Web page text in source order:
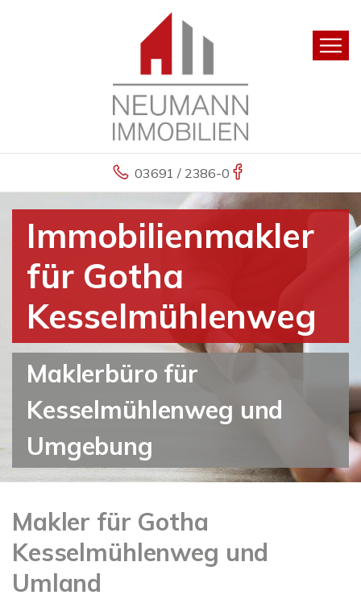
03691 / 2386-0
Immobilienmakler
für Gotha
Kesselmühlenweg
Maklerbüro für
Kesselmühlenweg und
Umgebung
Makler für Gotha
Kesselmühlenweg und
Umland